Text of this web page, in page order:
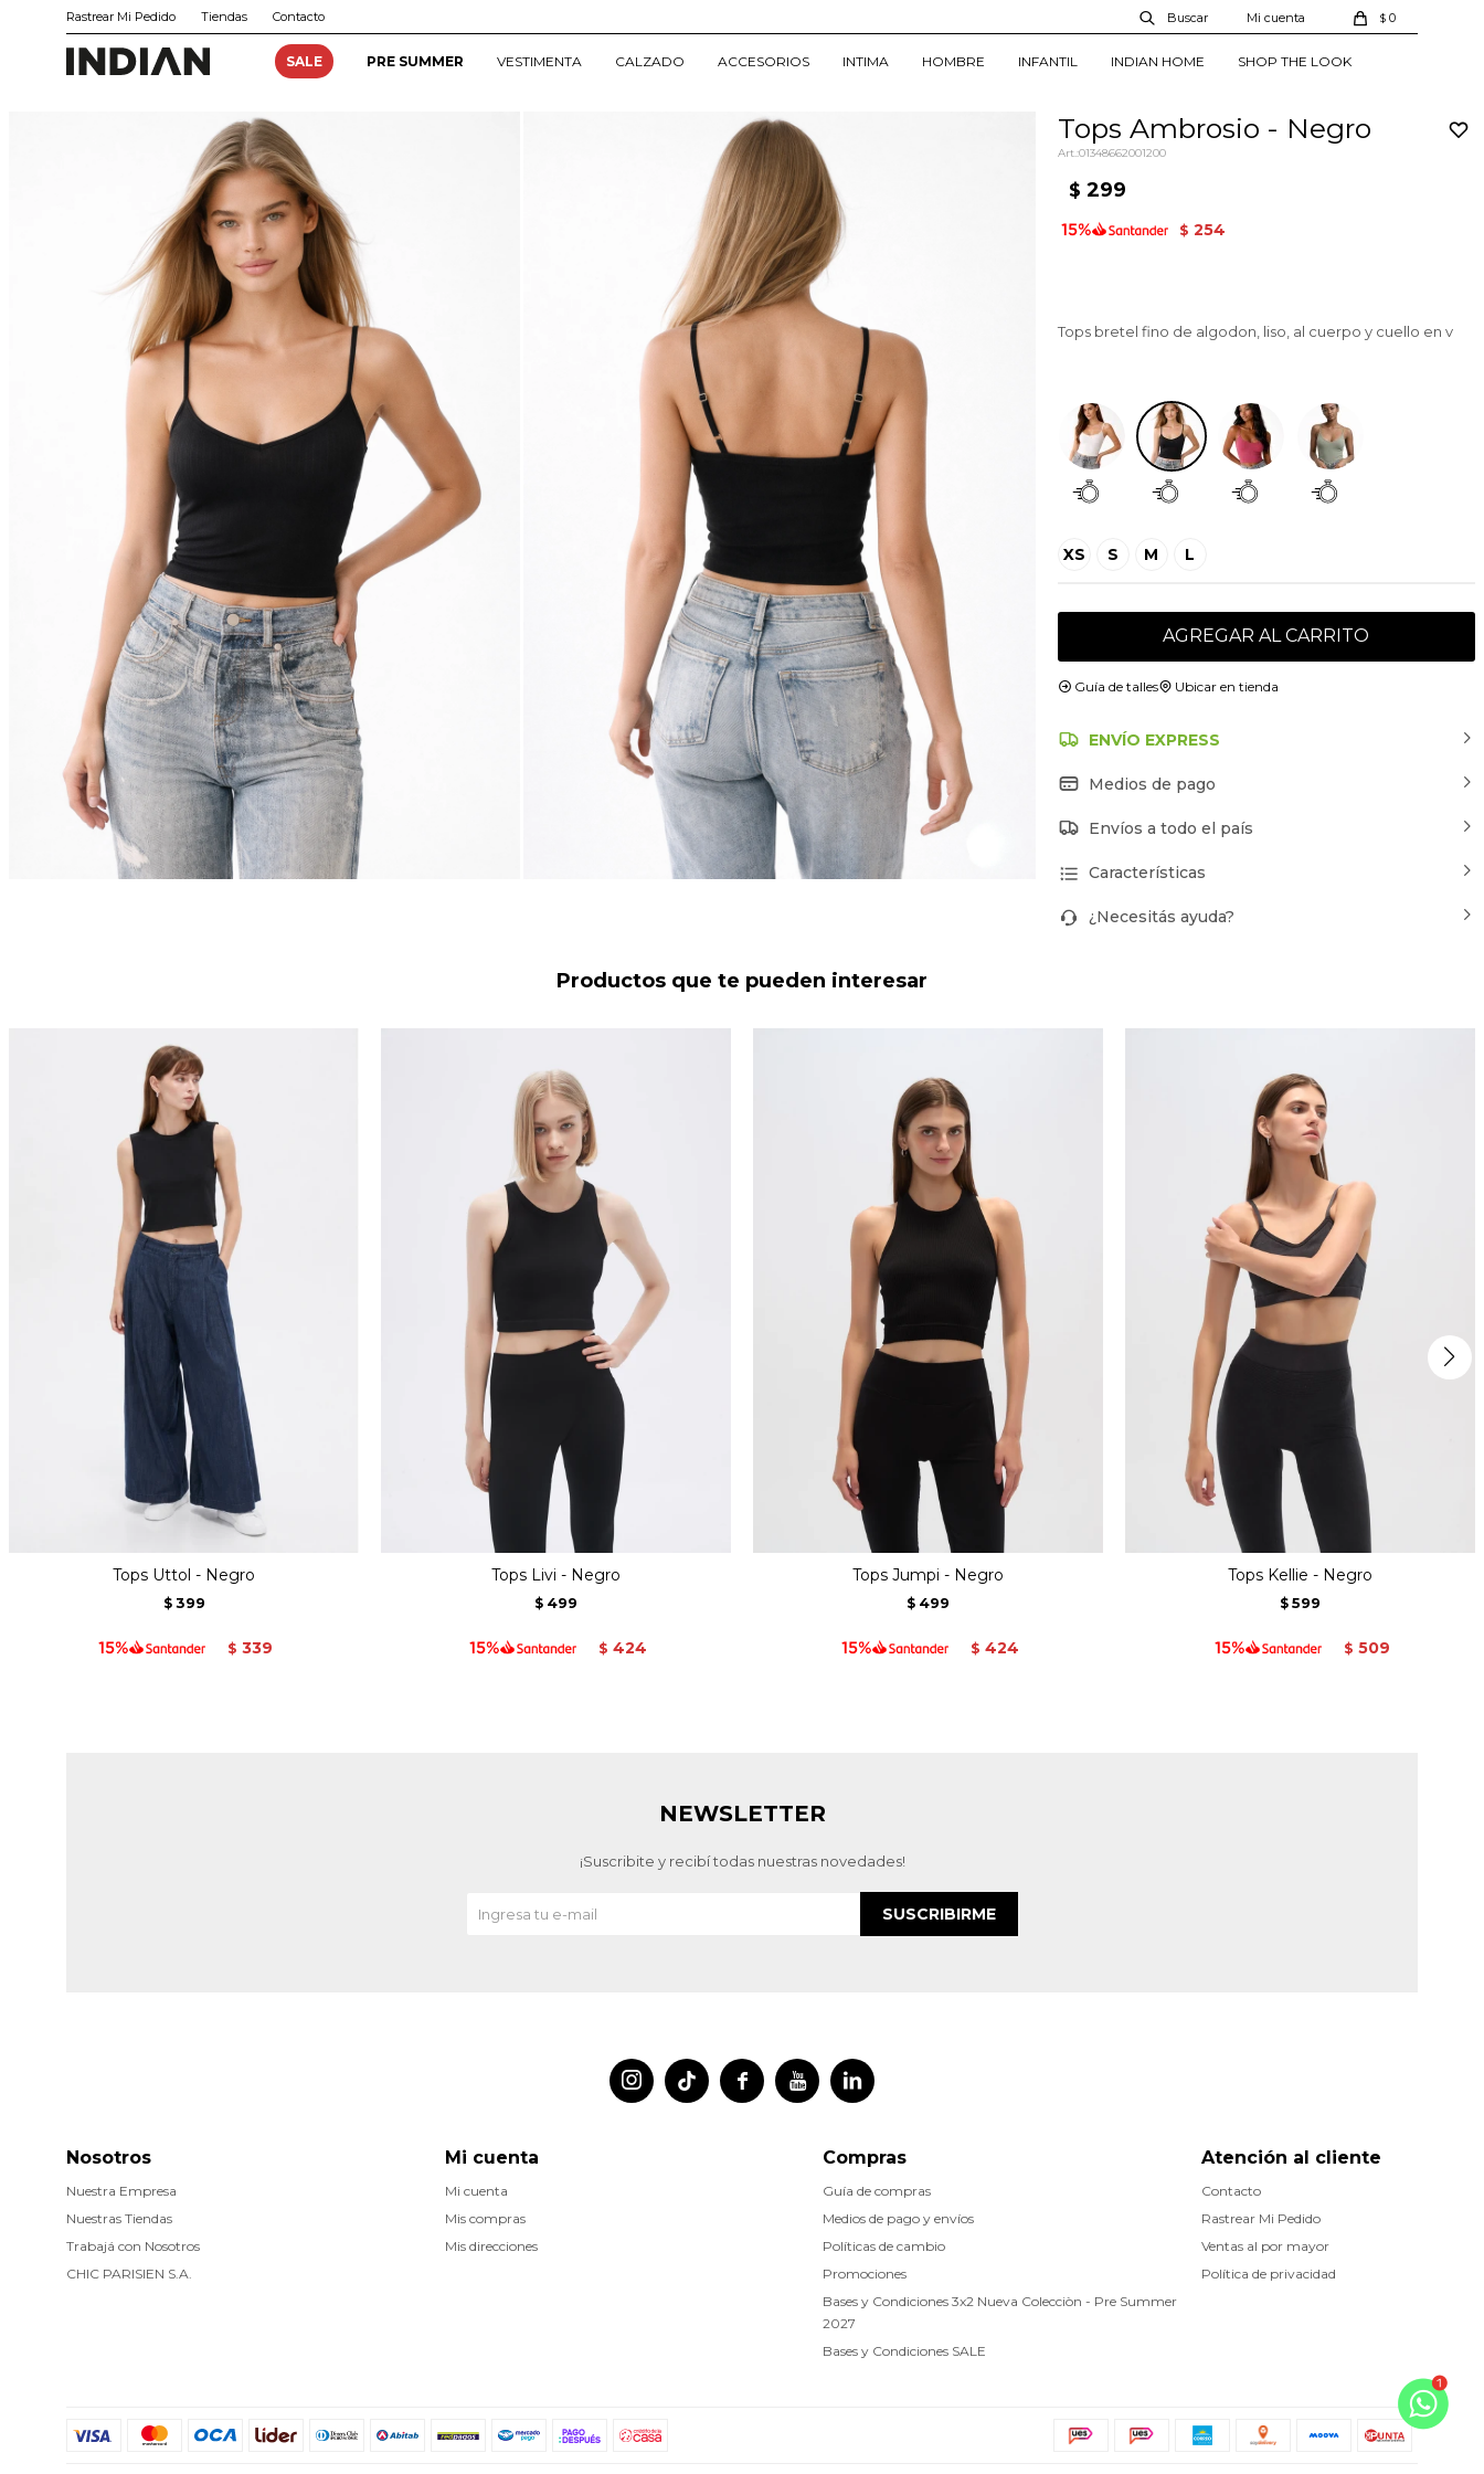
SALE PRE SUMMER VESTIMENTA CALZADO ACCESORIOS INTIMA HOMBRE INFANTIL INDIAN HOME SHOP THE LOOK
$ 0
Rastrear Mi Pedido Tiendas Contacto
Tops Ambrosio - Negro
01348662001200
$ 299
$ 254
Tops bretel fino de algodon, liso, al cuerpo y cuello en v
XS S M L
AGREGAR AL CARRITO
Guía de talles Ubicar en tienda
ENVÍO EXPRESS
Medios de pago
Envíos a todo el país
Características
¿Necesitás ayuda?
Productos que te pueden interesar
Tops Uttol - Negro
$ 399
$ 339
Tops Livi - Negro
$ 499
$ 424
Tops Jumpi - Negro
$ 499
$ 424
Tops Kellie - Negro
$ 599
$ 509
 
 
Atención al cliente
Contacto
Rastrear Mi Pedido
Ventas al por mayor
Política de privacidad
Nosotros
Nuestra Empresa
Nuestras Tiendas
Trabajá con Nosotros
CHIC PARISIEN S.A.
Compras
Guía de compras
Medios de pago y envíos
Políticas de cambio
Promociones
Bases y Condiciones 3x2 Nueva Colecciòn - Pre Summer
2027
Bases y Condiciones SALE
Mi cuenta
Mi cuenta
Mis compras
Mis direcciones
NEWSLETTER
¡Suscribite y recibí todas nuestras novedades!
SUSCRIBIRME